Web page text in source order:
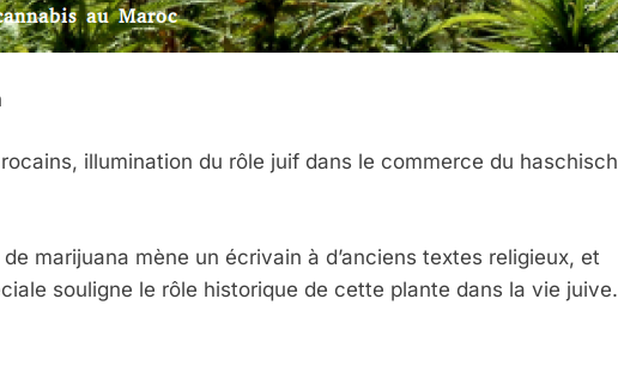
illumination du rôle juif dans le commerce du haschisch
marijuana mène un écrivain à d’anciens textes religieux, et
souligne le rôle historique de cette plante dans la vie juive.